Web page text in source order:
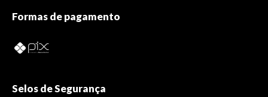
Formas de pagamento
Selos de Segurança